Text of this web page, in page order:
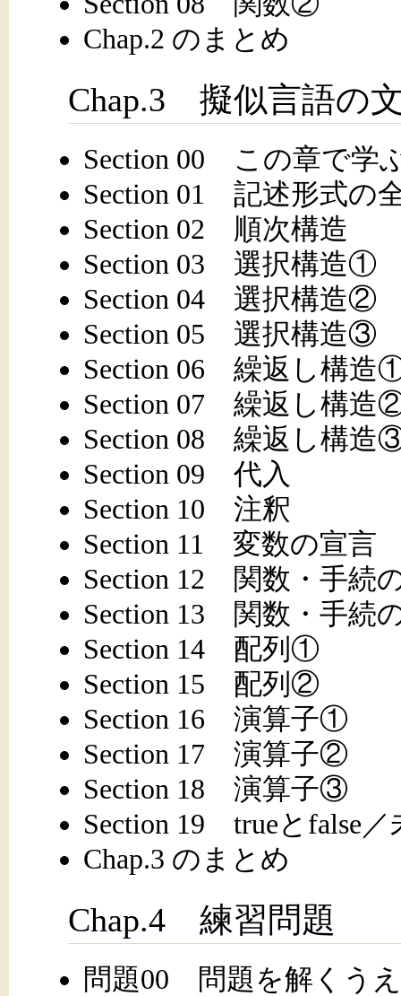
Chap.2 のまとめ
Chap.3 擬似言語の
Section 00 この章で学
Section 01 記述形式の
Section 02 順次構造
Section 03 選択構造①
Section 04 選択構造②
Section 05 選択構造③
Section 06 繰返し構造
Section 07 繰返し構造
Section 08 繰返し構造
Section 09 代入
Section 10 注釈
Section 11 変数の宣言
Section 12 関数・手続
Section 13 関数・手続
Section 14 配列①
Section 15 配列②
Section 16 演算子①
Section 17 演算子②
Section 18 演算子③
Section 19 trueとfalse／
Chap.3 のまとめ
Chap.4 練習問題
問題00 問題を解くう